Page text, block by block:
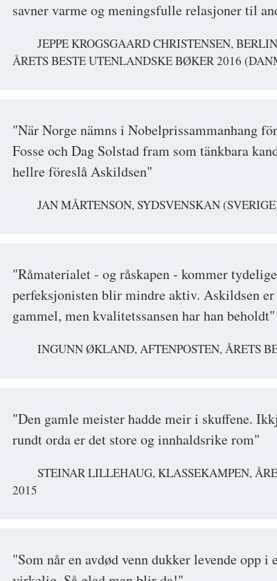
savner varme og meningsfulle relasjoner til
JEPPE KROGSGAARD CHRISTENSEN,
ÅRETS BESTE UTENLANDSKE BØKER 2016
"När Norge nämns i Nobelprissammanhang
Fosse och Dag Solstad fram som tänkbara
hellre föreslå Askildsen"
JAN MÅRTENSON, SYDSVENSKAN
"Råmaterialet - og råskapen - kommer
perfeksjonisten blir mindre aktiv. Askildsen
gammel, men kvalitetssansen har han beholdt"
INGUNN ØKLAND, AFTENPOSTEN, ÅRETS
"Den gamle meister hadde meir i skuffene.
rundt orda er det store og innhaldsrike rom"
STEINAR LILLEHAUG, KLASSEKAMPEN,
2015
"Som når en avdød venn dukker levende opp i